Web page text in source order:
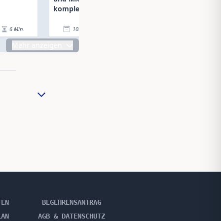
6 Min.
komplex, aber essenziell
10.02.25
BEGEHRENSANTRAG
AGB & DATENSCHUTZ